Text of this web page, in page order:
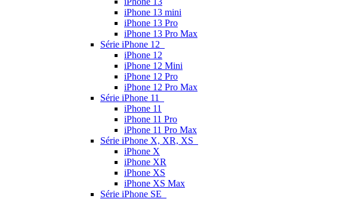
iPhone 13 mini
iPhone 13 Pro
iPhone 13 Pro Max
Série iPhone 12
iPhone 12
iPhone 12 Mini
iPhone 12 Pro
iPhone 12 Pro Max
Série iPhone 11
iPhone 11
iPhone 11 Pro
iPhone 11 Pro Max
Série iPhone X, XR, XS
iPhone X
iPhone XR
iPhone XS
iPhone XS Max
Série iPhone SE